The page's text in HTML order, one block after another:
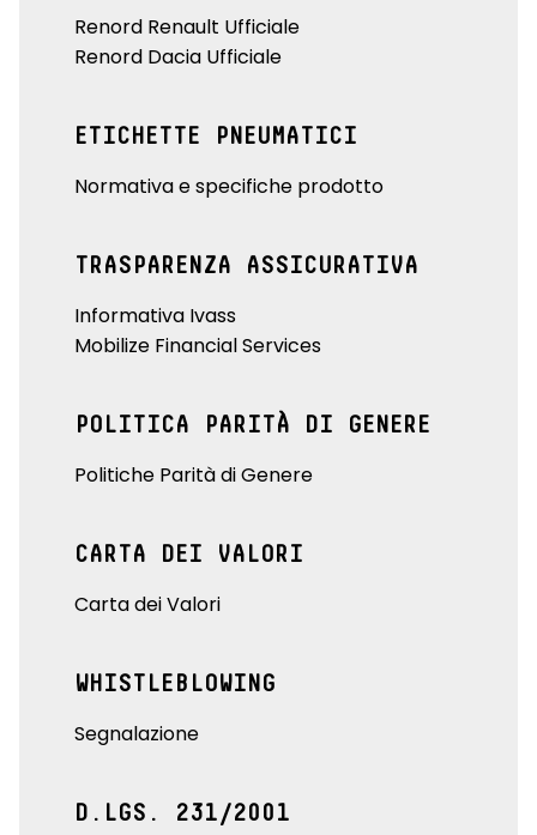
Renord Renault Ufficiale
Renord Dacia Ufficiale
ETICHETTE PNEUMATICI
Normativa e specifiche prodotto
TRASPARENZA ASSICURATIVA
Informativa Ivass
Mobilize Financial Services
POLITICA PARITÀ DI GENERE
Politiche Parità di Genere
CARTA DEI VALORI
Carta dei Valori
WHISTLEBLOWING
Segnalazione
D.LGS. 231/2001